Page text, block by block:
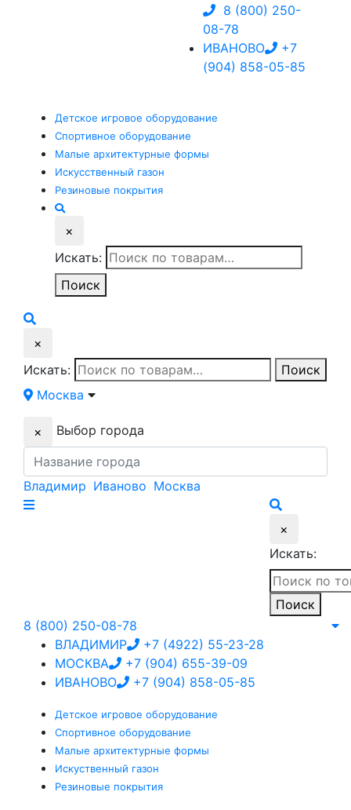
8 (800) 250-
08-78
ИВАНОВО
+7
(904) 858-05-85
Детское игровое оборудование
Спортивное оборудование
Малые архитектурные формы
Искусственный газон
Резиновые покрытия
×
Искать:
Поиск
×
Искать:
Поиск
Москва
× Выбор города
Владимир Иваново Москва
×
Искать:
Поиск
8 (800) 250-08-78
ВЛАДИМИР
+7 (4922) 55-23-28
МОСКВА
+7 (904) 655-39-09
ИВАНОВО
+7 (904) 858-05-85
Детское игровое оборудование
Спортивное оборудование
Малые архитектурные формы
Искуственный газон
Резиновые покрытия